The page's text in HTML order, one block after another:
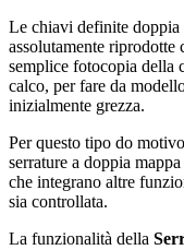
Le chiavi definite doppia
assolutamente riprodotte
semplice fotocopia della
calco, per fare da
inizialmente grezza.
Per questo tipo do
serrature a doppia
che integrano altre
sia controllata.
La funzionalità della